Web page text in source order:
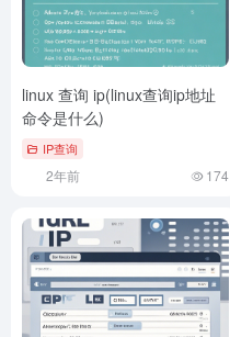
linux 查询 ip(linux查询ip地址
命令是什么)
IP查询
2年前 174